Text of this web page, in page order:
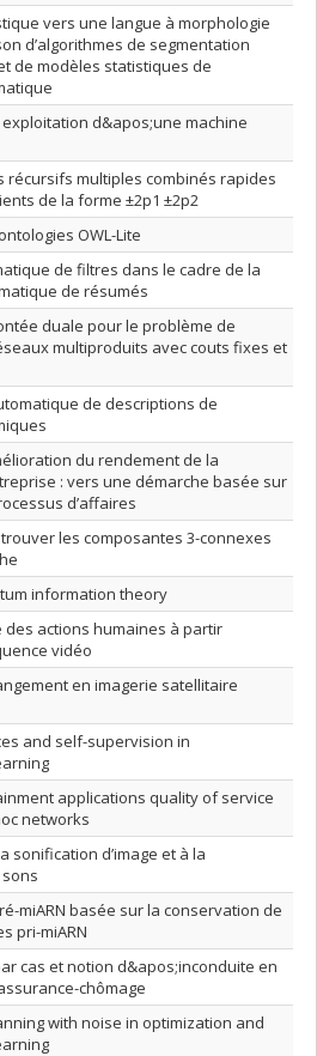
vers une langue à morphologie
d’algorithmes de segmentation
de modèles statistiques de
d&apos;une machine
récursifs multiples combinés rapides
de la forme ±2p1 ±2p2
OWL-Lite
de filtres dans le cadre de la
de résumés
duale pour le problème de
multiproduits avec couts fixes et
de descriptions de
du rendement de la
: vers une démarche basée sur
d’affaires
les composantes 3-connexes
information theory
des actions humaines à partir
vidéo
en imagerie satellitaire
and self-supervision in
applications quality of service
networks
sonification d’image et à la
miARN basée sur la conservation de
pri-miARN
cas et notion d&apos;inconduite en
chômage
with noise in optimization and